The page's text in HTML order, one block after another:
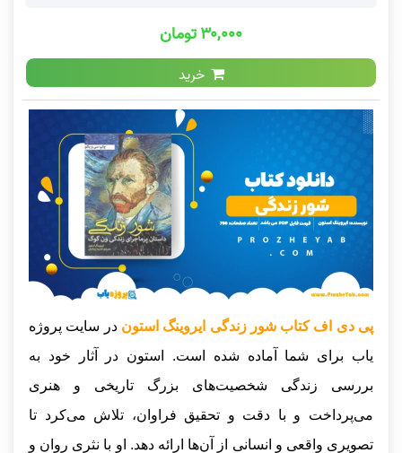
۳۰,۰۰۰ تومان
خرید
پی دی اف کتاب شور زندگی ایروینگ استوندر سایت پروژه
یاب برای شما آماده شده است. استون در آثار خود به
بررسی زندگی شخصیت‌های بزرگ تاریخی و هنری
می‌پرداخت و با دقت و تحقیق فراوان، تلاش می‌کرد تا
تصویری واقعی و انسانی از آن‌ها ارائه دهد. او با نثری روان و